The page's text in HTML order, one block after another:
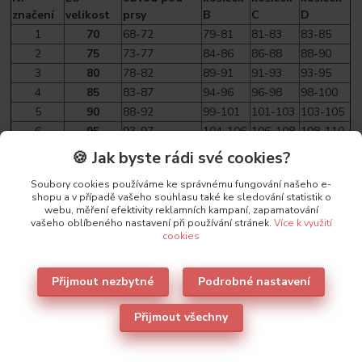
značení
velikost
prsy
B
C
D
1
70 68-72 79-81 81-83
83-85
2
75 73-77 84-86 86-88
88-90
3
80 78-82 89-91 91-93
93-95
4
85 83-87 94-96 96-98
98-100
5
90 88-92 99-101 101-103 103-105
6
95 93-97 104-106 106-108 108-110
Parametry
Sielei
Také doporučujeme 3
🍪 Jak byste rádi své cookies?
Soubory cookies používáme ke správnému fungování našeho e-
shopu a v případě vašeho souhlasu také ke sledování statistik o
webu, měření efektivity reklamních kampaní, zapamatování
vašeho oblíbeného nastavení při používání stránek. Více k využití
cookies
Přijmout nezbytné Podrobné nastavení
Přijmout všechny